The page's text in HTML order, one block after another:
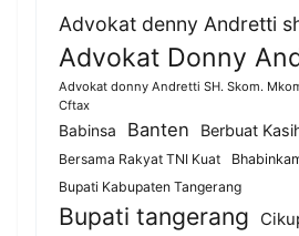
Advokat denny Andretti
Advokat Donny
Advokat donny Andretti SH. Skom.
Cftax
Babinsa Banten Berbuat
Bersama Rakyat TNI Kuat
Bupati Kabupaten Tangerang
Bupati tangerang